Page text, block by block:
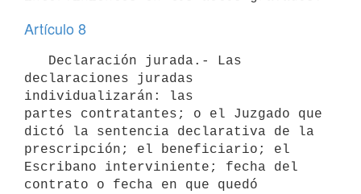
Artículo 8
declaraciones juradas
individualizarán: las
partes contratantes; o el Juzgado que
dictó la sentencia declarativa de la
prescripción; el beneficiario; el
Escribano interviniente; fecha del
contrato o fecha en que quedó